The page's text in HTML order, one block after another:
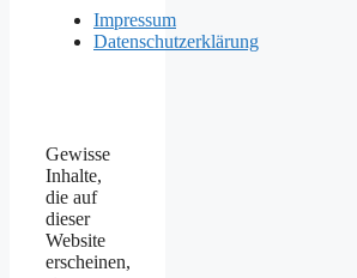
Impressum
Datenschutzerklärung
Gewisse
Inhalte,
die auf
dieser
Website
erscheinen,